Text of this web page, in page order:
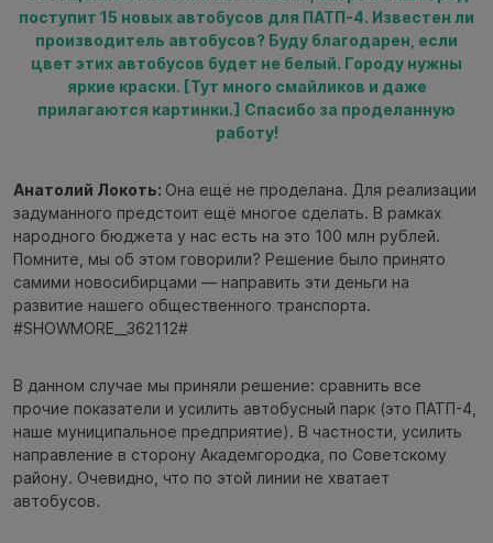
поступит 15 новых автобусов для ПАТП-4. Известен ли
производитель автобусов? Буду благодарен, если
цвет этих автобусов будет не белый. Городу нужны
яркие краски. [Тут много смайликов и даже
прилагаются картинки.] Спасибо за проделанную
работу!
Анатолий Локоть: Она ещё не проделана. Для реализации
задуманного предстоит ещё многое сделать. В рамках
народного бюджета у нас есть на это 100 млн рублей.
Помните, мы об этом говорили? Решение было принято
самими новосибирцами — направить эти деньги на
развитие нашего общественного транспорта.
#SHOWMORE__362112#
В данном случае мы приняли решение: сравнить все
прочие показатели и усилить автобусный парк (это ПАТП-4,
наше муниципальное предприятие). В частности, усилить
направление в сторону Академгородка, по Советскому
району. Очевидно, что по этой линии не хватает
автобусов.